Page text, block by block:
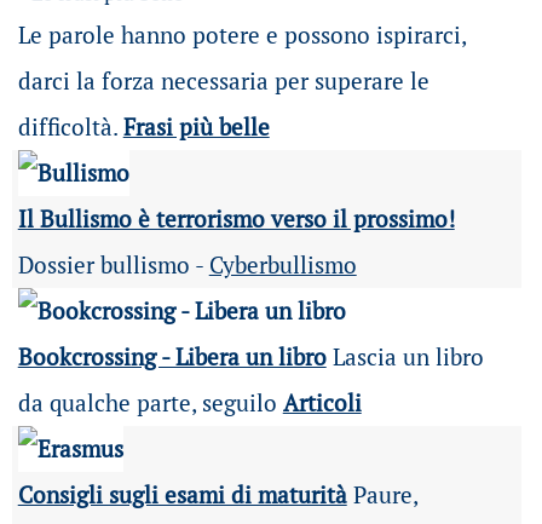
Le parole hanno potere e possono ispirarci,
darci la forza necessaria per superare le
difficoltà. Frasi più belle
Il Bullismo è terrorismo verso il prossimo!
Dossier bullismo - Cyberbullismo
Bookcrossing - Libera un libroLascia un libro
da qualche parte, seguilo Articoli
Consigli sugli esami di maturità Paure,